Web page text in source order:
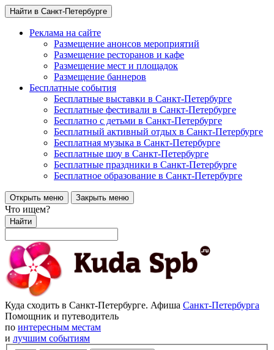
Найти в Санкт-Петербурге
Реклама на сайте
Размещение анонсов мероприятий
Размещение ресторанов и кафе
Размещение мест и площадок
Размещение баннеров
Бесплатные события
Бесплатные выставки в Санкт-Петербурге
Бесплатные фестивали в Санкт-Петербурге
Бесплатно с детьми в Санкт-Петербурге
Бесплатный активный отдых в Санкт-Петербурге
Бесплатная музыка в Санкт-Петербурге
Бесплатные шоу в Санкт-Петербурге
Бесплатные праздники в Санкт-Петербурге
Бесплатное образование в Санкт-Петербурге
Открыть меню Закрыть меню
Что ищем?
Найти
Куда сходить в Санкт-Петербурге. Афиша Санкт-Петербурга
Помощник и путеводитель
по интересным местам
и лучшим событиям